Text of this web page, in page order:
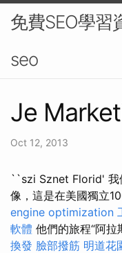
免費SEO學習
seo
Je
Oct 12, 2013
``szi Sznet Florid' 我
像，這是在美國獨立
engine optimization
軟體 他們的旅程“阿拉
換發 臉部撥筋 明道花